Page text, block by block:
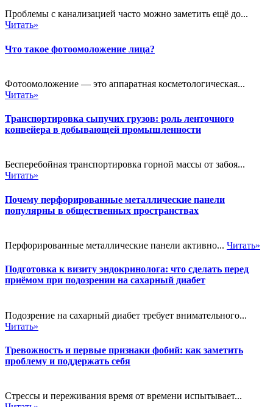
Проблемы с канализацией часто можно заметить ещё до...
Читать»
Что такое фотоомоложение лица?
Фотоомоложение — это аппаратная косметологическая...
Читать»
Транспортировка сыпучих грузов: роль ленточного
конвейера в добывающей промышленности
Бесперебойная транспортировка горной массы от забоя...
Читать»
Почему перфорированные металлические панели
популярны в общественных пространствах
Перфорированные металлические панели активно... Читать»
Подготовка к визиту эндокринолога: что сделать перед
приёмом при подозрении на сахарный диабет
Подозрение на сахарный диабет требует внимательного...
Читать»
Тревожность и первые признаки фобий: как заметить
проблему и поддержать себя
Стрессы и переживания время от времени испытывает...